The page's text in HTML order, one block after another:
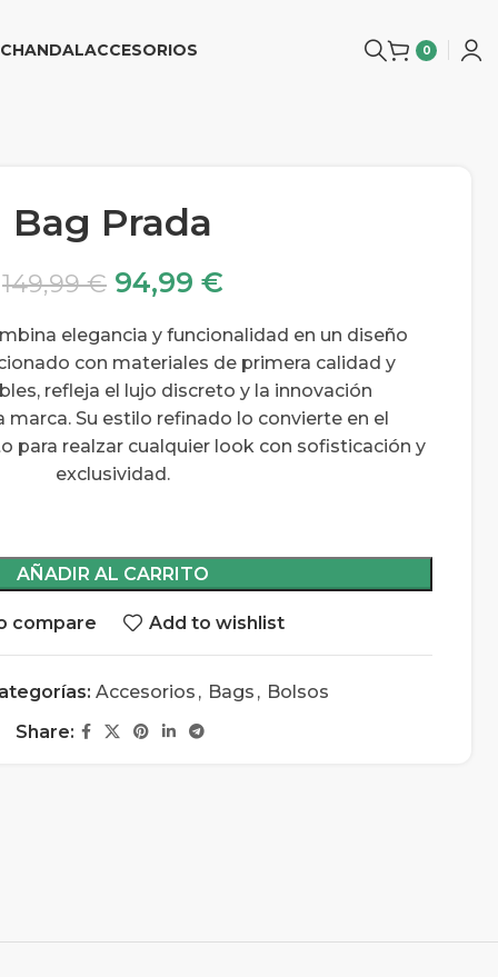
CHANDALACCESORIOS 0
Bag Prada
149,99€ 94,99 €
elegancia y funcionalidad en un diseño
con materiales de primera calidad y
refleja el lujo discreto y la innovación
marca. Su estilo refinado lo convierte en el
para realzar cualquier look con sofisticación y
exclusividad.
AÑADIR AL CARRITO
compare Add to wishlist
Accesorios , Bags , Bolsos
Share: